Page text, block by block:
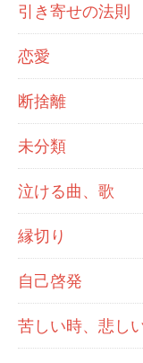
引き寄せの法則
恋愛
断捨離
未分類
泣ける曲、歌
縁切り
自己啓発
苦しい時、悲し